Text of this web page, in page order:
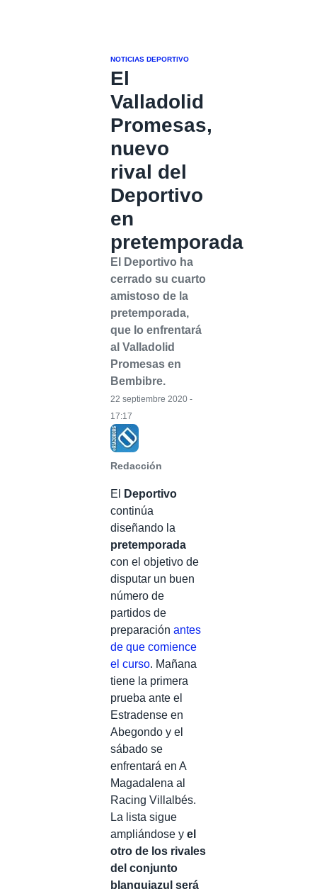
NOTICIAS DEPORTIVO
El
Valladolid
Promesas,
nuevo
rival del
Deportivo
en
pretemporada
El Deportivo ha
cerrado su cuarto
amistoso de la
pretemporada,
que lo enfrentará
al Valladolid
Promesas en
Bembibre.
Redacción
22 septiembre 2020 -
17:17
El
Deportivo
continúa
diseñando la
pretemporada
con el objetivo de
disputar un buen
número de
partidos de
preparación antes
de que comience
el curso. Mañana
tiene la primera
prueba ante el
Estradense en
Abegondo y el
sábado se
enfrentará en A
Magadalena al
Racing Villalbés.
La lista sigue
ampliándose y el
otro de los rivales
del conjunto
blanquiazul será